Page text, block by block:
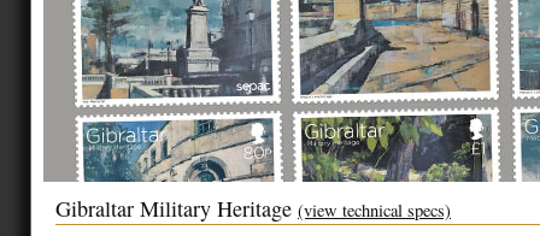
Gibraltar Military Heritage (view technical specs)